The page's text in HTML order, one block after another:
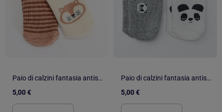
Paio di calzini fantasia antiscivolo
5,00 €
Paio di calzini fantasia antiscivolo
5,00 €